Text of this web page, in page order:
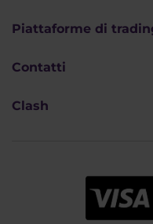
Piattaforme di
Contatti
Clash